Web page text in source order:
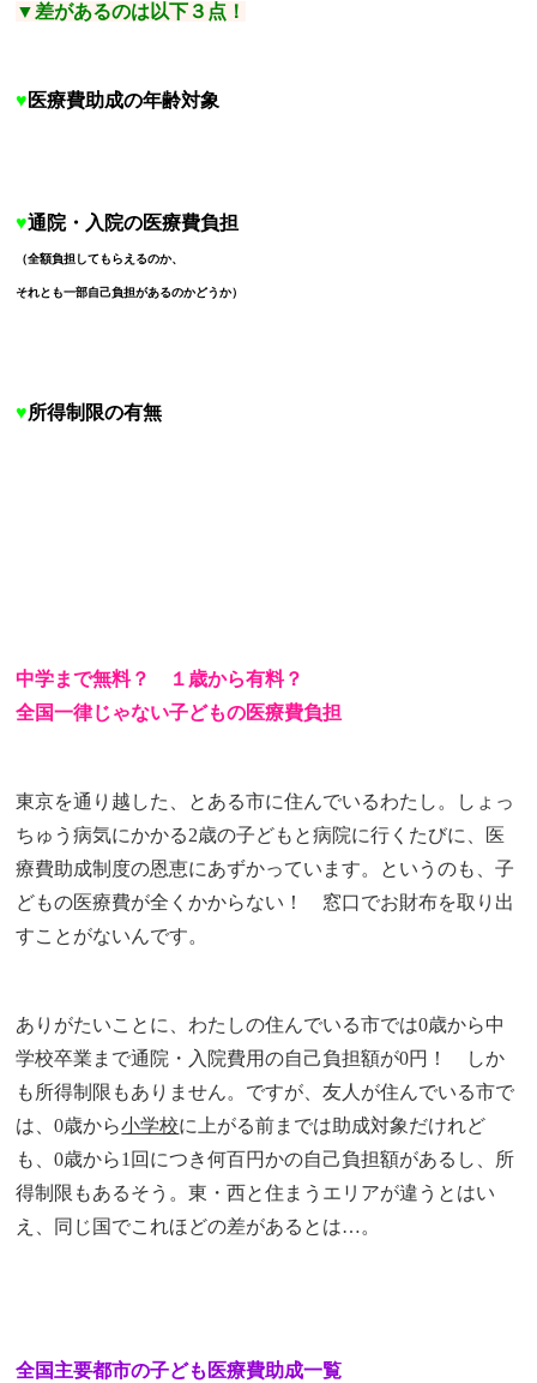
▼差があるのは以下３点！
♥ 医療費助成の年齢対象
♥通院・入院の医療費負担
（全額負担してもらえるのか、
それとも一部自己負担があるのかどうか）
♥所得制限の有無
中学まで無料？ １歳から有料？
全国一律じゃない子どもの医療費負担
東京を通り越した、とある市に住んでいるわたし。しょっ
ちゅう病気にかかる2歳の子どもと病院に行くたびに、医
療費助成制度の恩恵にあずかっています。というのも、子
どもの医療費が全くかからない！ 窓口でお財布を取り出
すことがないんです。
ありがたいことに、わたしの住んでいる市では0歳から中
学校卒業まで通院・入院費用の自己負担額が0円！ しか
も所得制限もありません。ですが、友人が住んでいる市で
は、0歳から小学校に上がる前までは助成対象だけれど
も、0歳から1回につき何百円かの自己負担額があるし、所
得制限もあるそう。東・西と住まうエリアが違うとはい
え、同じ国でこれほどの差があるとは…。
全国主要都市の子ども医療費助成一覧